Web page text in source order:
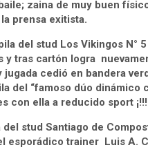
zaina de muy buen
prensa exitista.
del stud Los Vikingos N°
y tras cartón logra
cedió en bandera
del “famoso dúo
con ella a reducido sport
stud Santiago de
trainer Luis A.